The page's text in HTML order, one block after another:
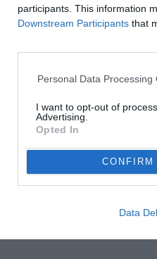
participants. This information
Downstream Participants that
Personal Data Processing
I want to opt-out of
Advertising.
Opted In
CONFIRM
Data
Stefanelli